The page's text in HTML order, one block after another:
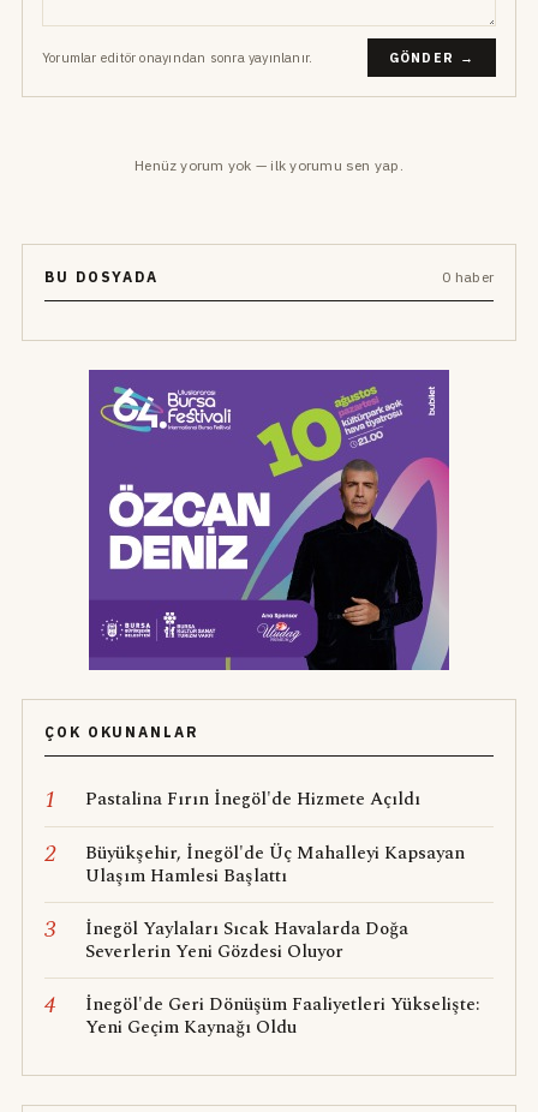
Yorumlar editör onayından sonra yayınlanır. GÖNDER →
Henüz yorum yok — ilk yorumu sen yap.
BU DOSYADA 0 haber
ÇOK OKUNANLAR
1 Pastalina Fırın İnegöl'de Hizmete Açıldı
2
Büyükşehir, İnegöl'de Üç Mahalleyi Kapsayan
Ulaşım Hamlesi Başlattı
3
İnegöl Yaylaları Sıcak Havalarda Doğa
Severlerin Yeni Gözdesi Oluyor
4
İnegöl'de Geri Dönüşüm Faaliyetleri Yükselişte:
Yeni Geçim Kaynağı Oldu